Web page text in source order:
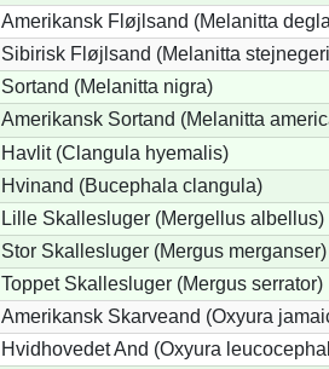
Amerikansk Fløjlsand (Melanitta
Sibirisk Fløjlsand (Melanitta
Sortand (Melanitta nigra)
Amerikansk Sortand (Melanitta
Havlit (Clangula hyemalis)
Hvinand (Bucephala clangula)
Lille Skallesluger (Mergellus albellus)
Stor Skallesluger (Mergus merganser)
Toppet Skallesluger (Mergus serrator)
Amerikansk Skarveand (Oxyura
Hvidhovedet And (Oxyura